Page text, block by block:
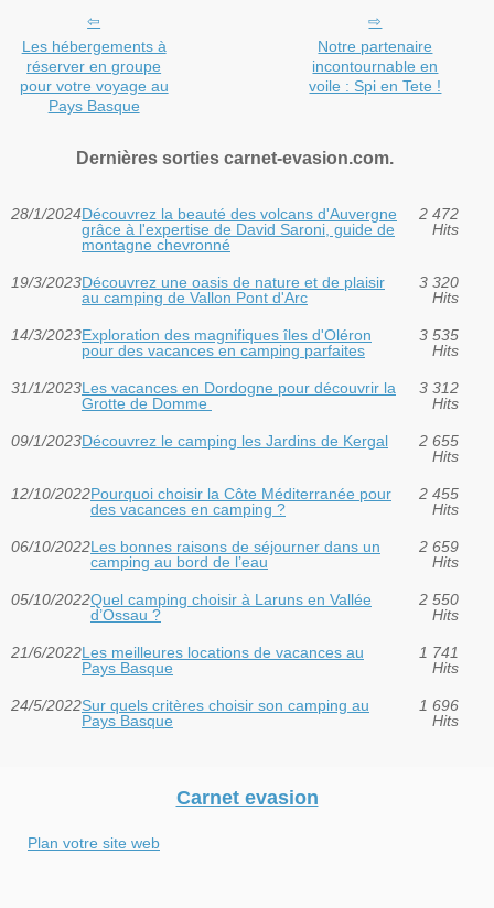
Les hébergements à
réserver en groupe
pour votre voyage au
Pays Basque
Notre partenaire
incontournable en
voile : Spi en Tete !
Dernières sorties carnet-evasion.com.
28/1/2024Découvrez la beauté des volcans d'Auvergne
grâce à l'expertise de David Saroni, guide de
montagne chevronné
2 472
Hits
19/3/2023Découvrez une oasis de nature et de plaisir
au camping de Vallon Pont d'Arc
3 320
Hits
14/3/2023Exploration des magnifiques îles d'Oléron
pour des vacances en camping parfaites
3 535
Hits
31/1/2023Les vacances en Dordogne pour découvrir la
Grotte de Domme
3 312
Hits
09/1/2023Découvrez le camping les Jardins de Kergal
2 655
Hits
12/10/2022Pourquoi choisir la Côte Méditerranée pour
des vacances en camping ?
2 455
Hits
06/10/2022Les bonnes raisons de séjourner dans un
camping au bord de l’eau
2 659
Hits
05/10/2022Quel camping choisir à Laruns en Vallée
d’Ossau ?
2 550
Hits
21/6/2022Les meilleures locations de vacances au
Pays Basque
1 741
Hits
24/5/2022Sur quels critères choisir son camping au
Pays Basque
1 696
Hits
Carnet evasion
Plan votre site web